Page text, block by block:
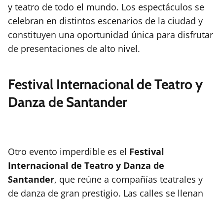
y teatro de todo el mundo. Los espectáculos se
celebran en distintos escenarios de la ciudad y
constituyen una oportunidad única para disfrutar
de presentaciones de alto nivel.
Festival Internacional de Teatro y
Danza de Santander
Otro evento imperdible es el Festival
Internacional de Teatro y Danza de
Santander, que reúne a compañías teatrales y
de danza de gran prestigio. Las calles se llenan